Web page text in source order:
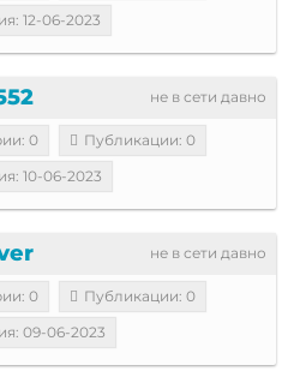
12-06-2023
не в сети давно
0
Публикации: 0
10-06-2023
не в сети давно
0
Публикации: 0
09-06-2023